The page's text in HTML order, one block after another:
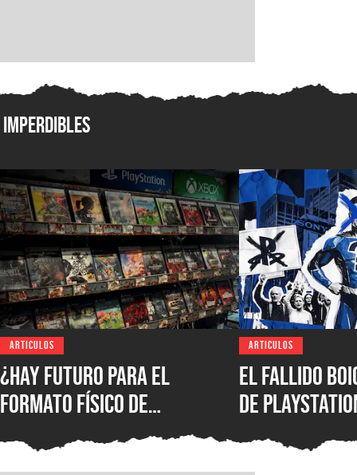
Imperdibles
ARTICULOS
¿Hay futuro para el
formato físico de
videojuegos en México?
Entrevista con Iván
ARTICULOS
El fallido
de
quién
formato